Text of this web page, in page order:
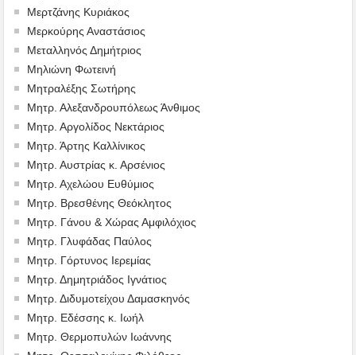
Μερτζάνης Κυριάκος
Μερκούρης Αναστάσιος
Μεταλληνός Δημήτριος
Mηλιώνη Φωτεινή
Μητραλέξης Σωτήρης
Μητρ. Αλεξανδρουπόλεως Άνθιμος
Μητρ. Αργολίδος Νεκτάριος
Μητρ. Άρτης Καλλίνικος
Μητρ. Αυστρίας κ. Αρσένιος
Μητρ. Αχελώου Ευθύμιος
Μητρ. Βρεσθένης Θεόκλητος
Μητρ. Γάνου & Χώρας Αμφιλόχιος
Μητρ. Γλυφάδας Παύλος
Μητρ. Γόρτυνος Ιερεμίας
Μητρ. Δημητριάδος Ιγνάτιος
Μητρ. Διδυμοτείχου Δαμασκηνός
Μητρ. Εδέσσης κ. Ιωήλ
Μητρ. Θερμοπυλών Ιωάννης